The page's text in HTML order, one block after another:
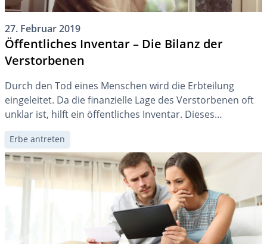
27. Februar 2019
Öffentliches Inventar – Die Bilanz der
Verstorbenen
Durch den Tod eines Menschen wird die Erbteilung
eingeleitet. Da die finanzielle Lage des Verstorbenen oft
unklar ist, hilft ein öffentliches Inventar. Dieses
erleichtert Entscheidungen bezüglich der Erbmasse und
verschafft Klarheit über deren Zusammensetzung.
Erbe antreten